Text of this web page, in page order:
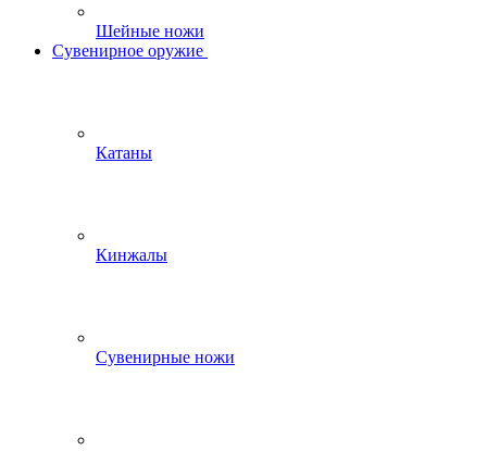
Шейные ножи
Сувенирное оружие
Катаны
Кинжалы
Сувенирные ножи